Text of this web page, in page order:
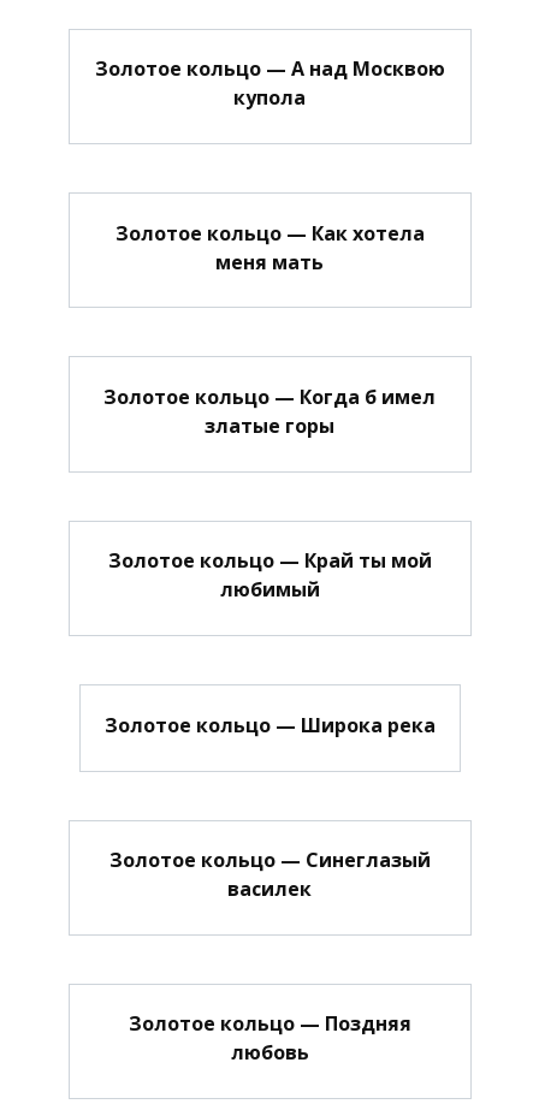
Золотое кольцо — А над Москвою
купола
Золотое кольцо — Как хотела
меня мать
Золотое кольцо — Когда б имел
златые горы
Золотое кольцо — Край ты мой
любимый
Золотое кольцо — Широка река
Золотое кольцо — Синеглазый
василек
Золотое кольцо — Поздняя
любовь